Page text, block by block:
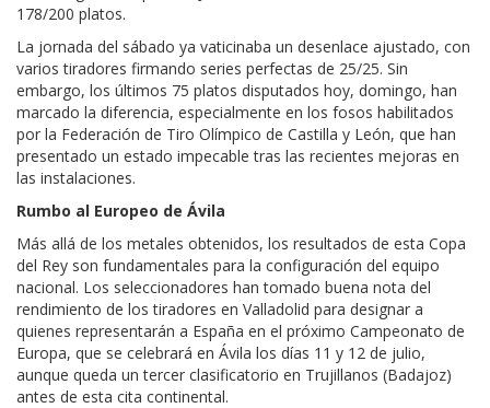
178/200 platos.
La jornada del sábado ya vaticinaba un desenlace ajustado, con
varios tiradores firmando series perfectas de 25/25. Sin
embargo, los últimos 75 platos disputados hoy, domingo, han
marcado la diferencia, especialmente en los fosos habilitados
por la Federación de Tiro Olímpico de Castilla y León, que han
presentado un estado impecable tras las recientes mejoras en
las instalaciones.
Rumbo al Europeo de Ávila
Más allá de los metales obtenidos, los resultados de esta Copa
del Rey son fundamentales para la configuración del equipo
nacional. Los seleccionadores han tomado buena nota del
rendimiento de los tiradores en Valladolid para designar a
quienes representarán a España en el próximo Campeonato de
Europa, que se celebrará en Ávila los días 11 y 12 de julio,
aunque queda un tercer clasificatorio en Trujillanos (Badajoz)
antes de esta cita continental.